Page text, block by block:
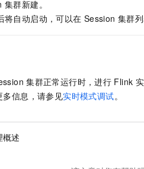
集群新建。
将自动启动，可以在 Session 集群
集群正常运行时，进行 Flink
多信息，请参见实时模式调试。
概述